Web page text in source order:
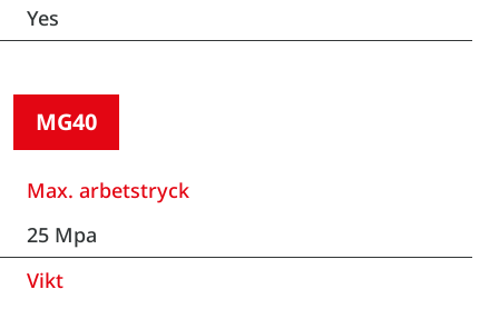
Yes
MG40
Max. arbetstryck
25 Mpa
Vikt